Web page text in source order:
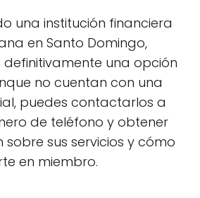
una institución financiera
en Santo Domingo,
una opción
no cuentan con una
puedes contactarlos a
de teléfono y obtener
sus servicios y cómo
en miembro.